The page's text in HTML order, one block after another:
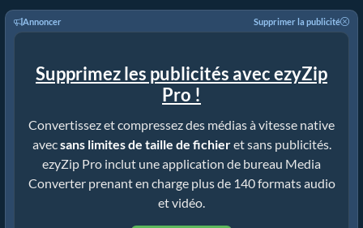
Annoncer Supprimer la publicité
Supprimez les publicités avec ezyZip
Pro !
Convertissez et compressez des médias à vitesse native
avecsans limites de taille de fichieret sans publicités.
ezyZip Pro inclut une application de bureau Media
Converter prenant en charge plus de 140 formats audio
et vidéo.